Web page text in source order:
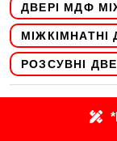
ДВЕРІ МДФ
МІЖКІМНАТНІ
РОЗСУВНІ